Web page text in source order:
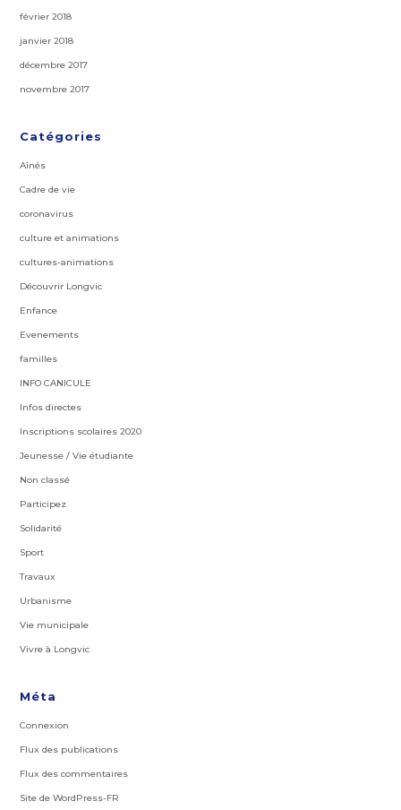
février 2018
janvier 2018
décembre 2017
novembre 2017
Catégories
Aînés
Cadre de vie
coronavirus
culture et animations
cultures-animations
Découvrir Longvic
Enfance
Evenements
familles
INFO CANICULE
Infos directes
Inscriptions scolaires 2020
Jeunesse / Vie étudiante
Non classé
Participez
Solidarité
Sport
Travaux
Urbanisme
Vie municipale
Vivre à Longvic
Méta
Connexion
Flux des publications
Flux des commentaires
Site de WordPress-FR